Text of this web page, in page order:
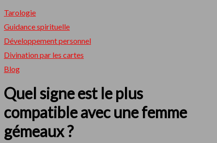
Tarologie
Guidance spirituelle
Développement personnel
Divination par les cartes
Blog
Quel signe est le plus
compatible avec une femme
gémeaux ?